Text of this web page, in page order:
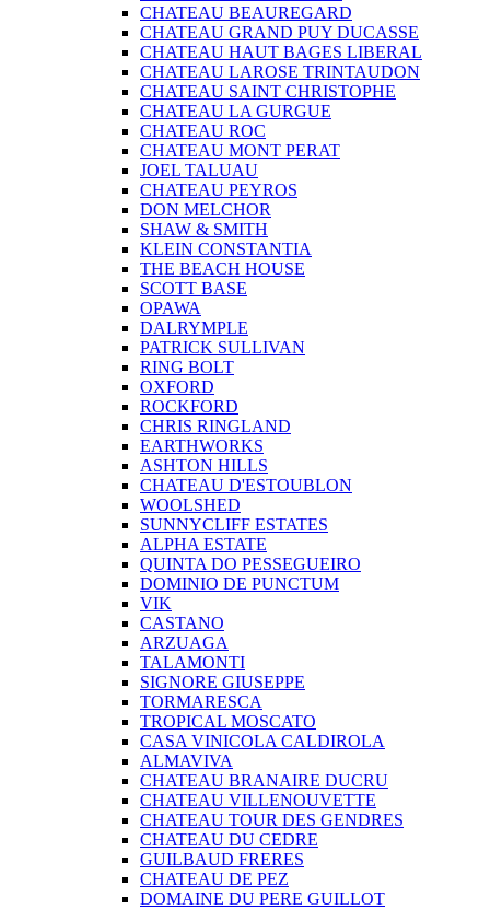
CHATEAU BEAUREGARD
CHATEAU GRAND PUY DUCASSE
CHATEAU HAUT BAGES LIBERAL
CHATEAU LAROSE TRINTAUDON
CHATEAU SAINT CHRISTOPHE
CHATEAU LA GURGUE
CHATEAU ROC
CHATEAU MONT PERAT
JOEL TALUAU
CHATEAU PEYROS
DON MELCHOR
SHAW & SMITH
KLEIN CONSTANTIA
THE BEACH HOUSE
SCOTT BASE
OPAWA
DALRYMPLE
PATRICK SULLIVAN
RING BOLT
OXFORD
ROCKFORD
CHRIS RINGLAND
EARTHWORKS
ASHTON HILLS
CHATEAU D'ESTOUBLON
WOOLSHED
SUNNYCLIFF ESTATES
ALPHA ESTATE
QUINTA DO PESSEGUEIRO
DOMINIO DE PUNCTUM
VIK
CASTANO
ARZUAGA
TALAMONTI
SIGNORE GIUSEPPE
TORMARESCA
TROPICAL MOSCATO
CASA VINICOLA CALDIROLA
ALMAVIVA
CHATEAU BRANAIRE DUCRU
CHATEAU VILLENOUVETTE
CHATEAU TOUR DES GENDRES
CHATEAU DU CEDRE
GUILBAUD FRERES
CHATEAU DE PEZ
DOMAINE DU PERE GUILLOT